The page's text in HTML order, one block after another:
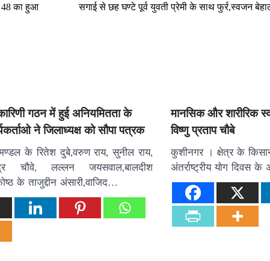
48 का हुआ
सगाई से छह घण्टे पूर्व युवती प्रेमी के साथ फुर्र,स्वजन
गठन में हुई अनियमितता के
ने जिलाध्यक्ष को सौपा पत्रक
मण्डल के रितेश दुबे,वरुण राय, सुनील राय,
चौवे, लल्लन जयसवाल,बालदीश
के ताजुद्दीन अंसारी,वाजिद…
मानसिक और शारीरिक
विष्णु प्रताप चौबे
कुशीनगर । क्षेत्र के
अंतर्राष्ट्रीय योग दिवस